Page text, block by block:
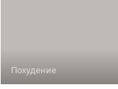
Похудение